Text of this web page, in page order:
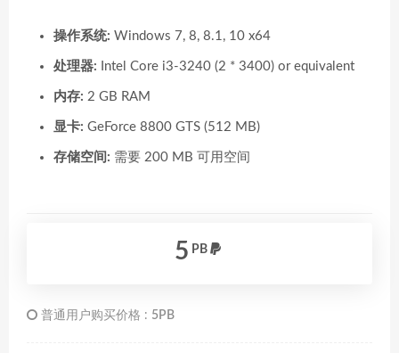
操作系统: Windows 7, 8, 8.1, 10 x64
处理器: Intel Core i3-3240 (2 * 3400) or equivalent
内存: 2 GB RAM
显卡: GeForce 8800 GTS (512 MB)
存储空间: 需要 200 MB 可用空间
5 PB
普通用户购买价格 : 5PB